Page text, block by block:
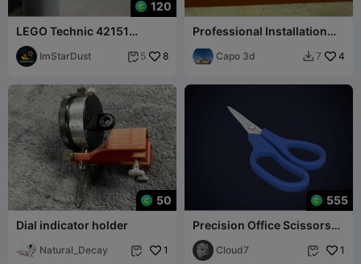
120
LEGO Technic 42151
Bugatti Bolide Wandhanger
/ Bevestiging
ImStarDust  5 8
Professional Installation
Capo 3d  7 4
50
Dial indicator holder
Natural_Decay  1
555
Precision Office Scissors
3D Printable Model
Cloud7  1